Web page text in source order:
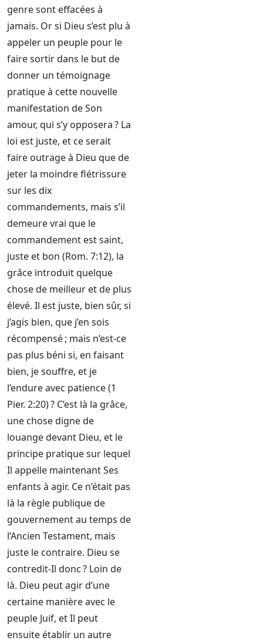
genre sont effacées à
jamais. Or si Dieu s’est plu à
appeler un peuple pour le
faire sortir dans le but de
donner un témoignage
pratique à cette nouvelle
manifestation de Son
amour, qui s’y opposera ? La
loi est juste, et ce serait
faire outrage à Dieu que de
jeter la moindre flétrissure
sur les dix
commandements, mais s’il
demeure vrai que le
commandement est saint,
juste et bon (Rom. 7:12), la
grâce introduit quelque
chose de meilleur et de plus
élevé. Il est juste, bien sûr, si
j’agis bien, que j’en sois
récompensé ; mais n’est-ce
pas plus béni si, en faisant
bien, je souffre, et je
l’endure avec patience (1
Pier. 2:20) ? C’est là la grâce,
une chose digne de
louange devant Dieu, et le
principe pratique sur lequel
Il appelle maintenant Ses
enfants à agir. Ce n’était pas
là la règle publique de
gouvernement au temps de
l’Ancien Testament, mais
juste le contraire. Dieu se
contredit-Il donc ? Loin de
là. Dieu peut agir d’une
certaine manière avec le
peuple Juif, et Il peut
ensuite établir un autre